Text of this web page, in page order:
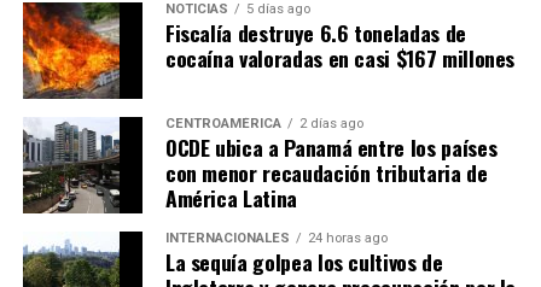
NOTICIAS 5 días ago
Fiscalía destruye 6.6 toneladas de
cocaína valoradas en casi $167 millones
CENTROAMÉRICA 2 días ago
OCDE ubica a Panamá entre los países
con menor recaudación tributaria de
América Latina
INTERNACIONALES 24 horas ago
La sequía golpea los cultivos de